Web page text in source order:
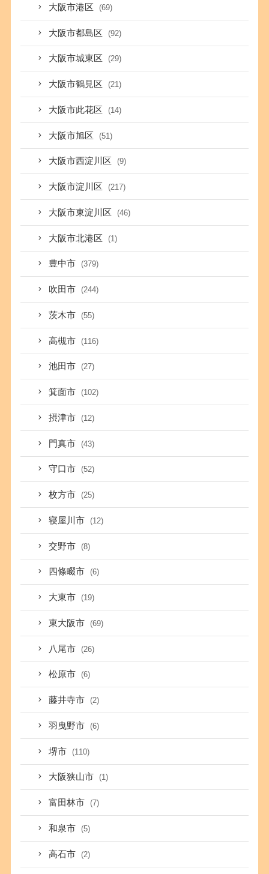
大阪市港区 (69)
大阪市都島区 (92)
大阪市城東区 (29)
大阪市鶴見区 (21)
大阪市此花区 (14)
大阪市旭区 (51)
大阪市西淀川区 (9)
大阪市淀川区 (217)
大阪市東淀川区 (46)
大阪市北港区 (1)
豊中市 (379)
吹田市 (244)
茨木市 (55)
高槻市 (116)
池田市 (27)
箕面市 (102)
摂津市 (12)
門真市 (43)
守口市 (52)
枚方市 (25)
寝屋川市 (12)
交野市 (8)
四條畷市 (6)
大東市 (19)
東大阪市 (69)
八尾市 (26)
松原市 (6)
藤井寺市 (2)
羽曳野市 (6)
堺市 (110)
大阪狭山市 (1)
富田林市 (7)
和泉市 (5)
高石市 (2)